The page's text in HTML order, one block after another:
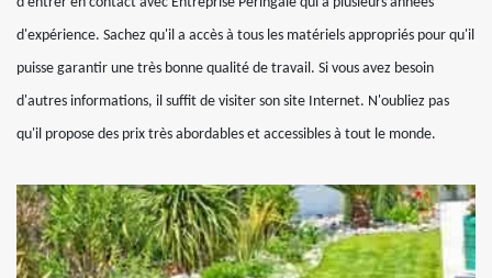
d'expérience. Sachez qu'il a accès à tous les matériels appropriés pour qu'il
puisse garantir une très bonne qualité de travail. Si vous avez besoin
d'autres informations, il suffit de visiter son site Internet. N'oubliez pas
qu'il propose des prix très abordables et accessibles à tout le monde.